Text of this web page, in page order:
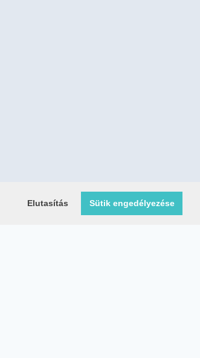
Elutasítás Sütik engedélyezése